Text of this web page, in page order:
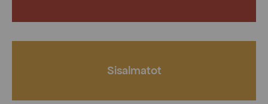
Sisalmatot